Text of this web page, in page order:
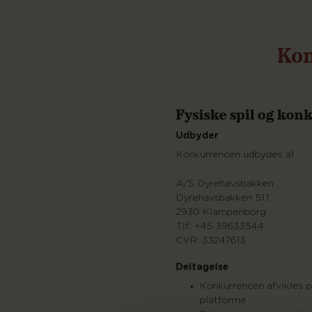
Fysiske spil og
Udbyder
Konkurrencen udbydes af
A/S Dyrehavsbakken
Dyrehavsbakken 51.1,
2930 Klampenborg
Tlf.: +45 39633544
CVR: 33247613
Deltagelse
Konkurrencen afvikles
platforme